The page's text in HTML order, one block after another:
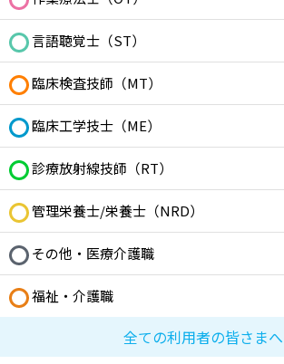
言語聴覚士（ST）
臨床検査技師（MT）
臨床工学技士（ME）
診療放射線技師（RT）
管理栄養士/栄養士（NRD）
その他・医療介護職
福祉・介護職
全ての利用者の皆さまへ